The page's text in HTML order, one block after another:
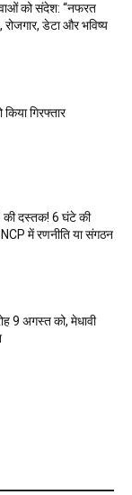
को संदेश: “नफरत
रोजगार, डेटा और भविष्य
गिरफ्तार
की दस्तक! 6 घंटे की
में रणनीति या संगठन
9 अगस्त को, मेधावी